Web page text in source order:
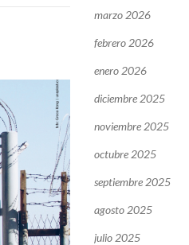
marzo 2026
febrero 2026
enero 2026
diciembre 2025
noviembre 2025
octubre 2025
septiembre 2025
agosto 2025
julio 2025